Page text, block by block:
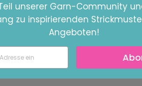
unserer Garn-Community
zu inspirierenden
Angeboten!